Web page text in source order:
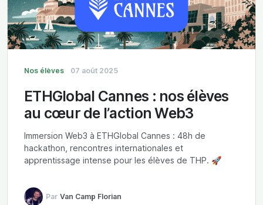
Nos élèves 07 août 2025
ETHGlobal Cannes : nos élèves
au cœur de l’action Web3
Immersion Web3 à ETHGlobal Cannes : 48h de
hackathon, rencontres internationales et
apprentissage intense pour les élèves de THP. 🚀
Par Van Camp Florian